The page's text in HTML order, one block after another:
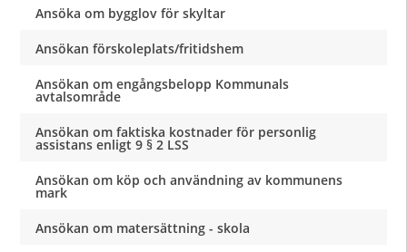
Ansöka om bygglov för skyltar
Ansökan förskoleplats/fritidshem
Ansökan om engångsbelopp Kommunals
avtalsområde
Ansökan om faktiska kostnader för personlig
assistans enligt 9 § 2 LSS
Ansökan om köp och användning av kommunens
mark
Ansökan om matersättning - skola